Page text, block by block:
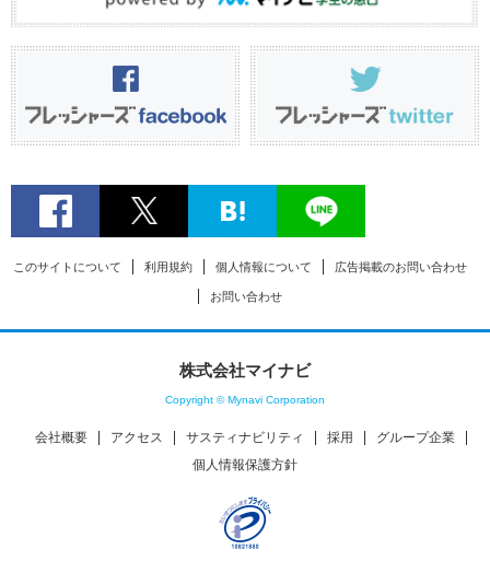
このサイトについて 利用規約 個人情報について 広告掲載のお問い合わせ
お問い合わせ
株式会社マイナビ
Copyright © Mynavi Corporation
会社概要 アクセス サスティナビリティ 採用
グループ企業
個人情報保護方針